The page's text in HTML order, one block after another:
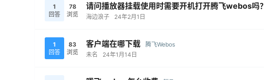
1
回答
78
浏览
请问播放器挂载使用时需要开机打开腾飞webos吗？
海边浪子
24年2月1日
1
回答
83
浏览
客户端在哪下载
腾飞Webos
未名
24年1月14日